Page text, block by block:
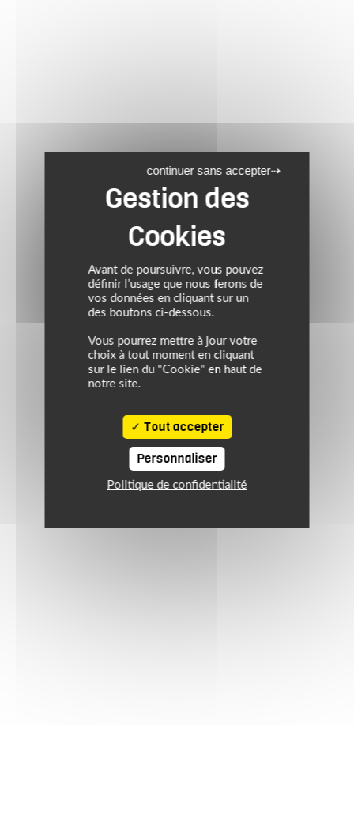
Avant de poursuivre, vous pouvez
définir l’usage que nous ferons de
vos données en cliquant sur un
des boutons ci-dessous.
Vous pourrez mettre à jour votre
choix à tout moment en cliquant
sur le lien du "Cookie" en haut de
notre site.
Tout accepter
continuer sans accepter
Personnaliser
Politique de confidentialité